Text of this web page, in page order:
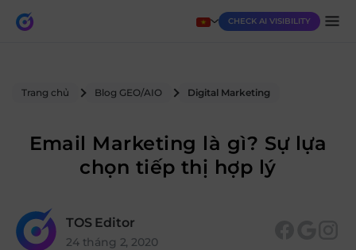
CHECK AI VISIBILITY
Trang chủ Blog GEO/AIO Digital Marketing
Email Marketing là gì? Sự lựa
chọn tiếp thị hợp lý
TOS Editor
24 tháng 2, 2020